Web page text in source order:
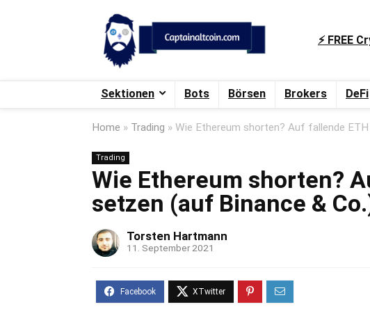
⚡️ FREE
Sektionen Bots Börsen Brokers DeFi
Home » Trading » Wie Ethereum shorten? Auf fallende
Trading
Wie Ethereum shorten?
setzen (auf Binance &
Torsten Hartmann
11. September 2021